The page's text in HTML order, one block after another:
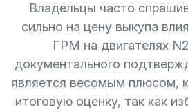
Владельцы часто
сильно на цену выкупа
ГРМ на двигателях
документального
является весомым плюсом,
итоговую оценку, так как